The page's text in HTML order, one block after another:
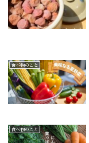
食べ物のこと
食べ物のこと